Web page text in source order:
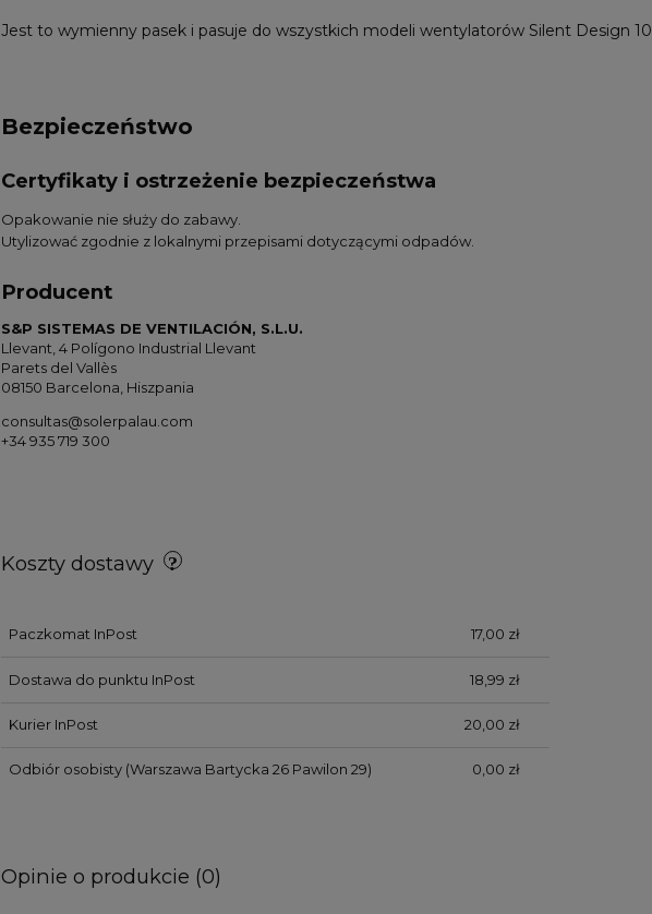
Jest to wymienny pasek i pasuje do wszystkich modeli wentylatorów Silent Design
Bezpieczeństwo
Certyfikaty i ostrzeżenie bezpieczeństwa
Opakowanie nie służy do zabawy.
Utylizować zgodnie z lokalnymi przepisami dotyczącymi odpadów.
Producent
S&P SISTEMAS DE VENTILACIÓN, S.L.U.
Llevant, 4 Polígono Industrial Llevant
Parets del Vallès
08150 Barcelona, Hiszpania
consultas@solerpalau.com
+34 935 719 300
Koszty dostawy
Paczkomat InPost 17,00 zł
Dostawa do punktu InPost 18,99 zł
Kurier InPost 20,00 zł
Odbiór osobisty(Warszawa Bartycka 26 Pawilon 29) 0,00 zł
Opinie o produkcie (0)